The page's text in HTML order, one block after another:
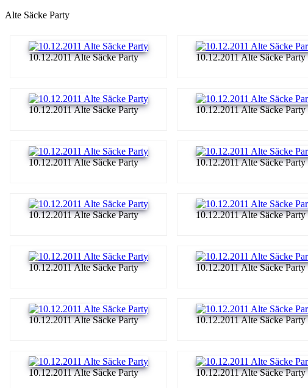
Alte Säcke Party
10.12.2011 Alte Säcke Party 10.12.2011 Alte Säcke Party
10.12.2011 Alte Säcke Party 10.12.2011 Alte Säcke Party
10.12.2011 Alte Säcke Party 10.12.2011 Alte Säcke Party
10.12.2011 Alte Säcke Party 10.12.2011 Alte Säcke Party
10.12.2011 Alte Säcke Party 10.12.2011 Alte Säcke Party
10.12.2011 Alte Säcke Party 10.12.2011 Alte Säcke Party
10.12.2011 Alte Säcke Party 10.12.2011 Alte Säcke Party